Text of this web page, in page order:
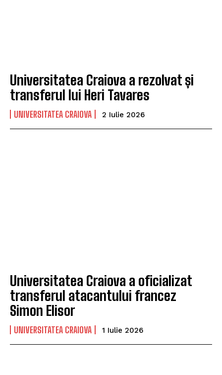
Universitatea Craiova a rezolvat și
transferul lui Heri Tavares
UNIVERSITATEA CRAIOVA 2 Iulie 2026
Universitatea Craiova a oficializat
transferul atacantului francez
Simon Elisor
UNIVERSITATEA CRAIOVA 1 Iulie 2026